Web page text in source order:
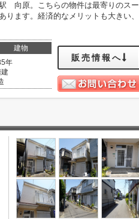
向原。こちらの物件は最寄りのスー
ます。経済的なメリットも大きい、
建物
年
販売情報へ